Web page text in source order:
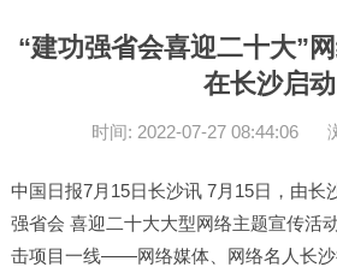
“建功强省会喜迎二十大”
在长沙启动
时间: 2022-07-27 08:44:06
中国日报7月15日长沙讯 7月15日，由长
强省会 喜迎二十大大型网络主题宣传活
击项目一线——网络媒体、网络名人长